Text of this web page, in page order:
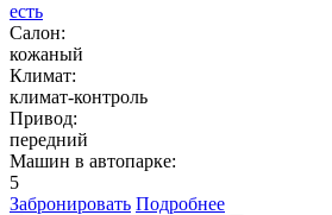
есть
Салон:
кожаный
Климат:
климат-контроль
Привод:
передний
Машин в автопарке:
5
Забронировать Подробнее